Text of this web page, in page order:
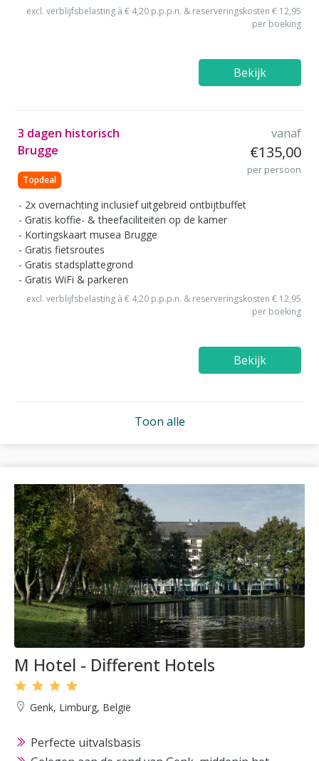
excl. verblijfsbelasting à € 4,20 p.p.p.n. & reserveringskosten € 12,95
per boeking
Bekijk
3 dagen historisch
Brugge
Topdeal
vanaf
€135,00
per persoon
2x overnachting inclusief uitgebreid ontbijtbuffet
Gratis koffie- & theefaciliteiten op de kamer
Kortingskaart musea Brugge
Gratis fietsroutes
Gratis stadsplattegrond
Gratis WiFi & parkeren
excl. verblijfsbelasting à € 4,20 p.p.p.n. & reserveringskosten € 12,95
per boeking
Bekijk
Toon alle
M Hotel - Different Hotels
Genk, Limburg, België
Perfecte uitvalsbasis